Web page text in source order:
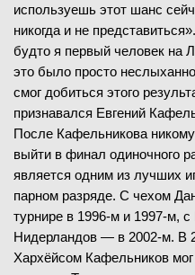
D. Vallejo
M. Kouame
Александра
Кимберли Биррелл
2-й сет
3-й сет
27.05.2026
ЗАВЕРШЁН
используешь этот шанс
никогда и не
будто я первый человек на
это было просто
смог добиться этого
признавался Евгений
После Кафельникова
выйти в финал одиночного
является одним из лучших
парном разряде. С чехом
турнире в 1996-м и 1997-м,
Нидерландов — в 2002-м. В
Хархёйсом Кафельников